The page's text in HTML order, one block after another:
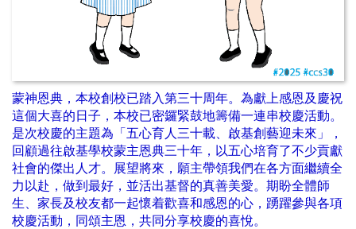
蒙神恩典，本校創校已踏入第三十周年。為獻上感恩及慶祝
這個大喜的日子，本校已密鑼緊鼓地籌備一連串校慶活動。
是次校慶的主題為「五心育人三十載、啟基創藝迎未來」，
回顧過往啟基學校蒙主恩典三十年，以五心培育了不少貢獻
社會的傑出人才。展望將來，願主帶領我們在各方面繼續全
力以赴，做到最好，並活出基督的真善美愛。期盼全體師
生、家長及校友都一起懷着歡喜和感恩的心，踴躍參與各項
校慶活動，同頌主恩，共同分享校慶的喜悅。